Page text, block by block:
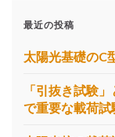
最近の投稿
太陽光基礎のC
「引抜き試験
で重要な載荷